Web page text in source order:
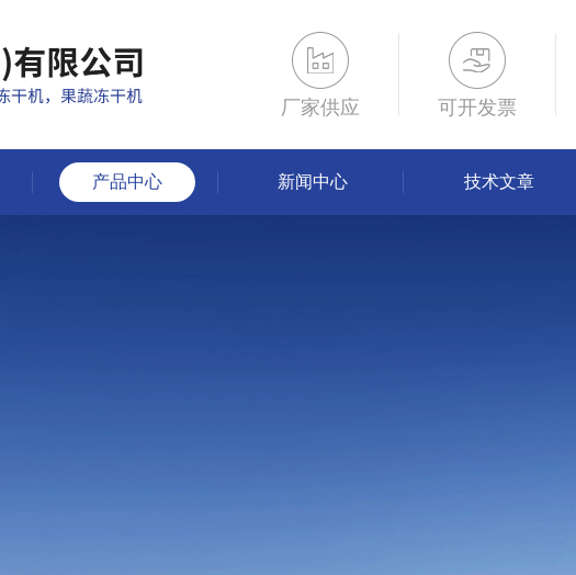
厂家供应 可开发票
产品中心 新闻中心 技术文章